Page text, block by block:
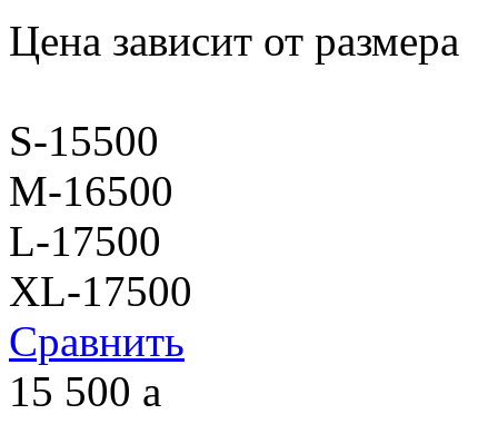
Цена зависит от размера
S-15500
M-16500
L-17500
XL-17500
Сравнить
15 500 a